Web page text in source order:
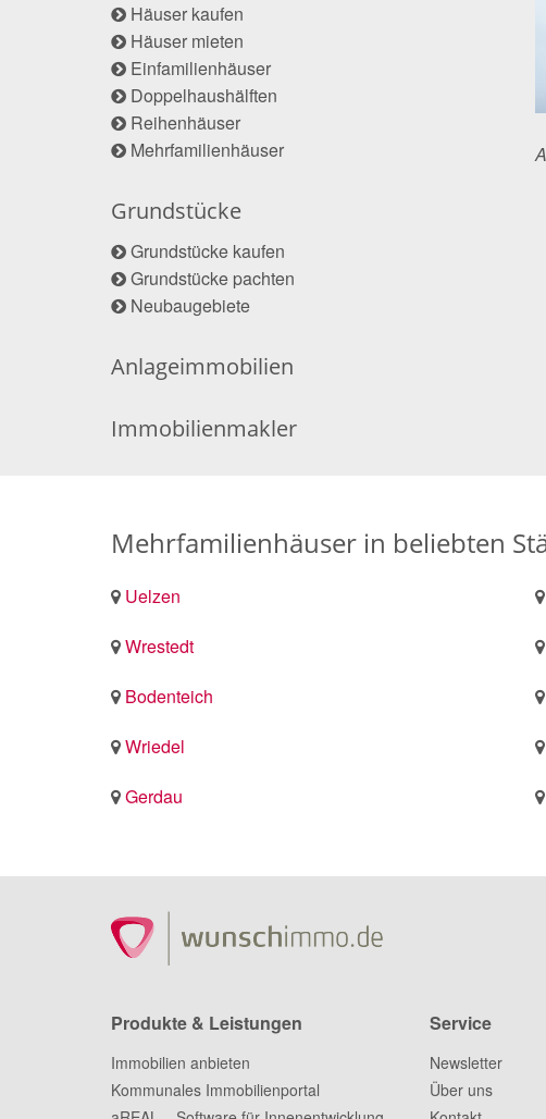
Häuser kaufen
Häuser mieten
Einfamilienhäuser
Doppelhaushälften
Reihenhäuser
Mehrfamilienhäuser
Grundstücke
Grundstücke kaufen
Grundstücke pachten
Neubaugebiete
Anlageimmobilien
Immobilienmakler
Mehrfamilienhäuser in beliebten
Uelzen
Wrestedt
Bodenteich
Wriedel
Gerdau
Produkte & Leistungen
Immobilien anbieten
Kommunales Immobilienportal
Service
Newsletter
Über uns